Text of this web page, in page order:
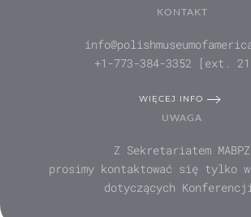
KONTAKT
+1-773-384-3352 [ext.
WIĘCEJ INFO
UWAGA
Z Sekretariatem MABPZ
prosimy kontaktować się tylko
dotyczących